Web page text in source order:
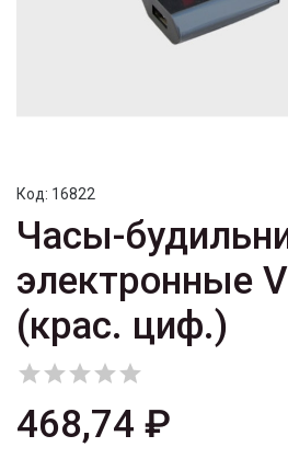
Код: 16822
Часы-
электронные
(крас. циф.)

468,74 ₽